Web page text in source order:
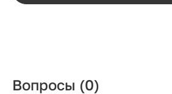
Вопросы (0)